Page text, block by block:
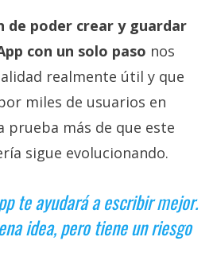
de poder crear y guardar
con un solo paso nos
realmente útil y que
miles de usuarios en
prueba más de que este
sigue evolucionando.
te ayudará a escribir mejor.
idea, pero tiene un riesgo